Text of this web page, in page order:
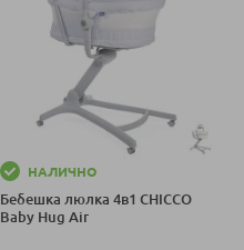
НАЛИЧНО
Бебешка люлка 4в1 CHICCO
Baby Hug Air